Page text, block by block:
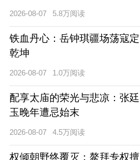
2026-08-07 5.8万阅读
铁血丹心：岳钟琪疆场荡寇定
乾坤
2026-08-07 1.0万阅读
配享太庙的荣光与悲凉：张廷
玉晚年遭忌始末
2026-08-07 4.5万阅读
权倾朝野终覆灭：鳌拜专权擅